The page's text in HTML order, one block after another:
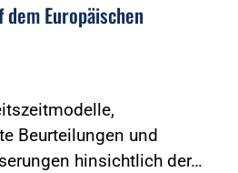
Europäischen
Beurteilungen und
hinsichtlich der…